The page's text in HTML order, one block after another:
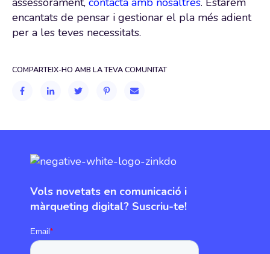
encantats de pensar i gestionar el pla més adient
per a les teves necessitats.
COMPARTEIX-HO AMB LA TEVA COMUNITAT
Vols novetats en comunicació i
màrqueting digital? Suscriu-te!